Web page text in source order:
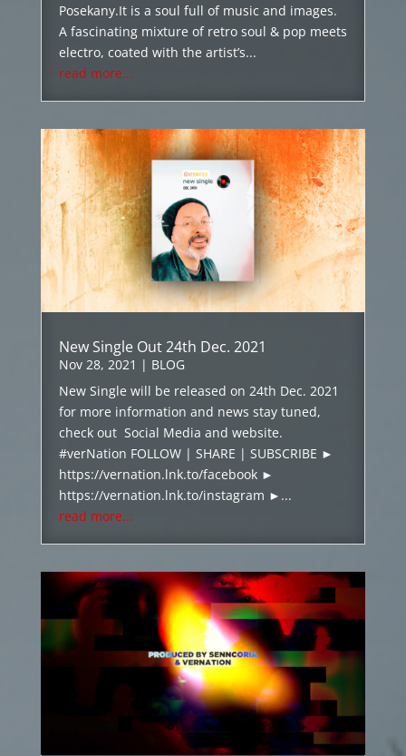
Posekany.It is a soul full of music and images.
A fascinating mixture of retro soul & pop meets
electro, coated with the artist’s...
read more...
New Single Out 24th Dec. 2021
Nov 28, 2021 | BLOG
New Single will be released on 24th Dec. 2021
for more information and news stay tuned,
check out Social Media and website.
#verNation FOLLOW | SHARE | SUBSCRIBE ►
https://vernation.lnk.to/facebook ►
https://vernation.lnk.to/instagram ►...
read more...